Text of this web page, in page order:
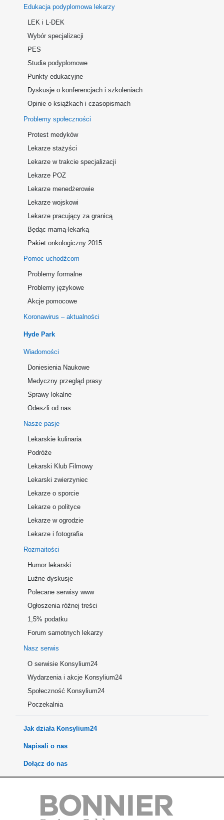
Edukacja podyplomowa lekarzy
LEK i L-DEK
Wybór specjalizacji
PES
Studia podyplomowe
Punkty edukacyjne
Dyskusje o konferencjach i szkoleniach
Opinie o książkach i czasopismach
Problemy społeczności
Protest medyków
Lekarze stażyści
Lekarze w trakcie specjalizacji
Lekarze POZ
Lekarze menedżerowie
Lekarze wojskowi
Lekarze pracujący za granicą
Będąc mamą-lekarką
Pakiet onkologiczny 2015
Pomoc uchodźcom
Problemy formalne
Problemy językowe
Akcje pomocowe
Koronawirus – aktualności
Hyde Park
Wiadomości
Doniesienia Naukowe
Medyczny przegląd prasy
Sprawy lokalne
Odeszli od nas
Nasze pasje
Lekarskie kulinaria
Podróże
Lekarski Klub Filmowy
Lekarski zwierzyniec
Lekarze o sporcie
Lekarze o polityce
Lekarze w ogrodzie
Lekarze i fotografia
Rozmaitości
Humor lekarski
Luźne dyskusje
Polecane serwisy www
Ogłoszenia różnej treści
1,5% podatku
Forum samotnych lekarzy
Nasz serwis
O serwisie Konsylium24
Wydarzenia i akcje Konsylium24
Społeczność Konsylium24
Poczekalnia
Jak działa Konsylium24
Napisali o nas
Dołącz do nas